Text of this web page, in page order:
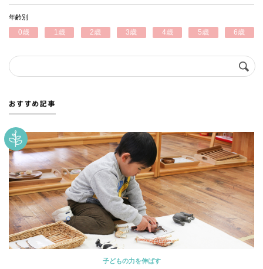
年齢別
0歳 1歳 2歳 3歳 4歳 5歳 6歳
子どもの力を伸ばす